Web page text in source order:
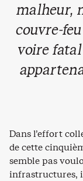
malheur,
couvre-
voire
Dans l’effort
de cette
semble pas
infrastructures,